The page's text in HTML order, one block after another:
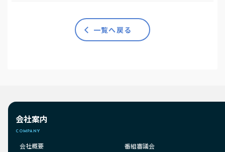
一覧へ戻る
会社案内
COMPANY
会社概要
番組審議会